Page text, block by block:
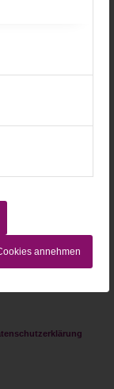
annehmen
Adresse*